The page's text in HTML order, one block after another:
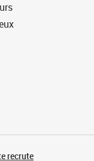
recrute